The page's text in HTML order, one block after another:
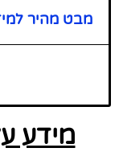
מבט מהיר
מידע